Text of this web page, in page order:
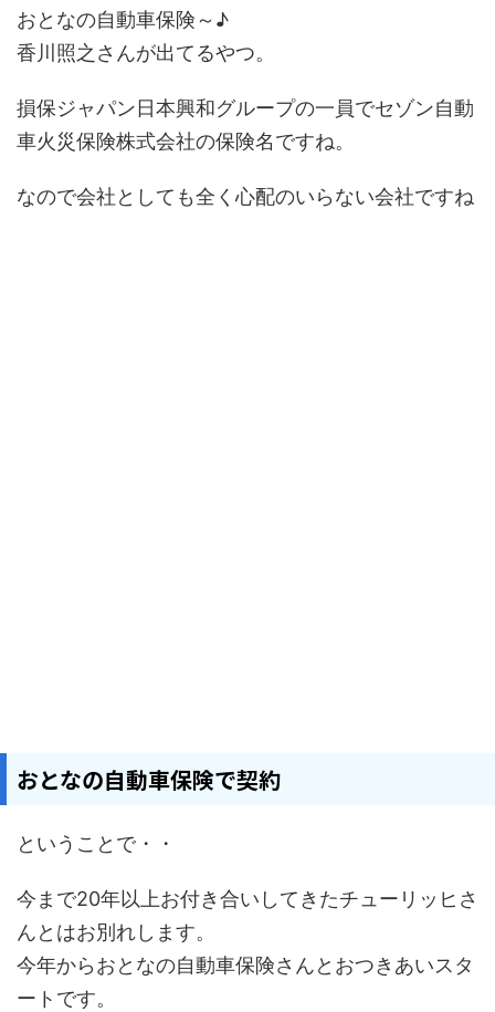
おとなの自動車保険～♪
香川照之さんが出てるやつ。
損保ジャパン日本興和グループの一員でセゾン自動
車火災保険株式会社の保険名ですね。
なので会社としても全く心配のいらない会社ですね
おとなの自動車保険で契約
ということで・・
今まで20年以上お付き合いしてきたチューリッヒさ
んとはお別れします。
今年からおとなの自動車保険さんとおつきあいスタ
ートです。